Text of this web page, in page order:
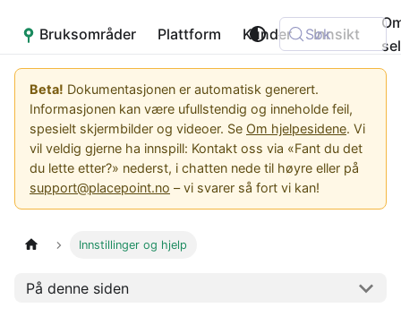
Placepoint
Bruksområder Plattform Kunder Innsikt
Søk
Beta! Dokumentasjonen er automatisk generert.
Informasjonen kan være ufullstendig og inneholde feil,
spesielt skjermbilder og videoer. Se Om hjelpesidene. Vi
vil veldig gjerne ha innspill: Kontakt oss via «Fant du det
du lette etter?» nederst, i chatten nede til høyre eller på
support@placepoint.no – vi svarer så fort vi kan!
Innstillinger og hjelp
På denne siden